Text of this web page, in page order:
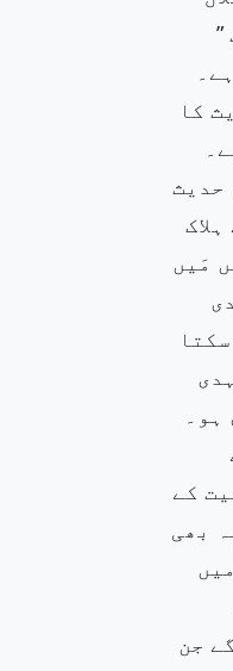
کا
حدیث
مَیں
کے
بھی
جن